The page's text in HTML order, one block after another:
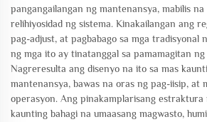
pangangailangan ng mantenansya, mabilis na
relihiyosidad ng sistema. Kinakailangan ang
pag-adjust, at pagbabago sa mga tradisyonal
ng mga ito ay tinatanggal sa pamamagitan
Nagreresulta ang disenyo na ito sa mas
mantenansya, bawas na oras ng pag-iisip, at
operasyon. Ang pinakamplarisang estraktura
kaunting bahagi na umaasang magwasto,